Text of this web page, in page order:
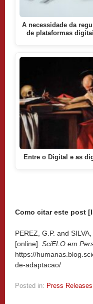
A necessidade da
de plataformas
Entre o Digital e as
Como citar este post
PEREZ, G.P. and
[online]. SciELO em
https://
de-adaptacao/
Posted in: Press Releases